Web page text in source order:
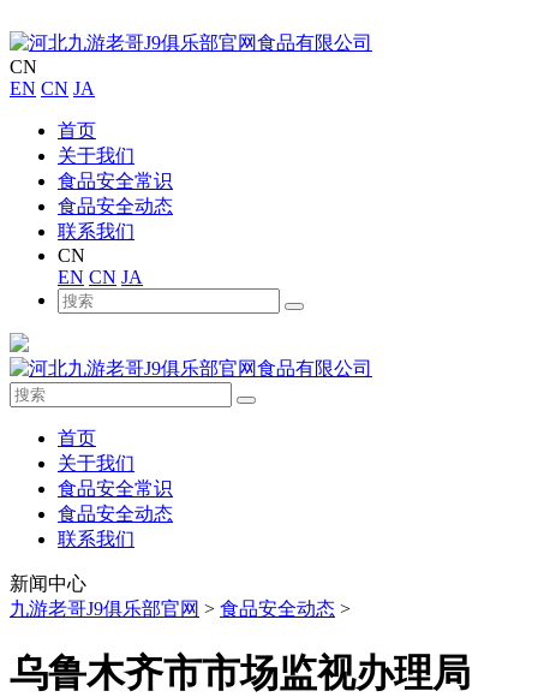
CN
EN CN JA
首页
关于我们
食品安全常识
食品安全动态
联系我们
CN
EN CN JA
首页
关于我们
食品安全常识
食品安全动态
联系我们
新闻中心
九游老哥J9俱乐部官网 > 食品安全动态 >
乌鲁木齐市市场监视办理局